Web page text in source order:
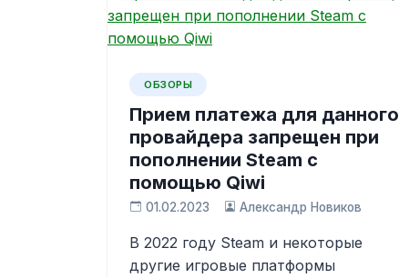
ОБЗОРЫ
Прием платежа для данного
провайдера запрещен при
пополнении Steam с
помощью Qiwi
01.02.2023 Александр Новиков
В 2022 году Steam и некоторые
другие игровые платформы